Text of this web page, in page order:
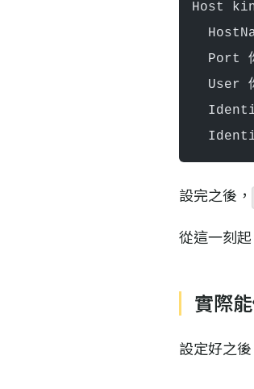
Host
Port
User
設完之後，
從這一刻
實際
設定好之